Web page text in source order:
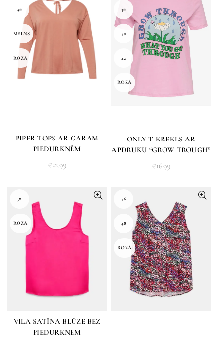
48
MELNS
ROZĀ
PIPER TOPS AR GARĀM
PIEDURKNĒM
€22.99
38
40
42
ROZĀ
ONLY T-KREKLS AR
APDRUKU “GROW TROUGH”
€16.99
38
ROZĀ
VILA SATĪNA BLŪZE BEZ
PIEDURKNĒM
46
48
ROZĀ